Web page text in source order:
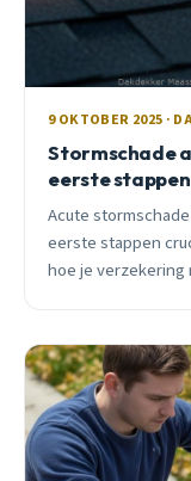
9 OKTOBER 2025 ·
Stormschade
eerste stappen
Acute
eerste stappen
hoe je verzekering